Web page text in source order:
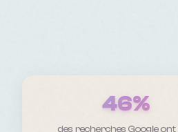
46%
des recherches Google ont